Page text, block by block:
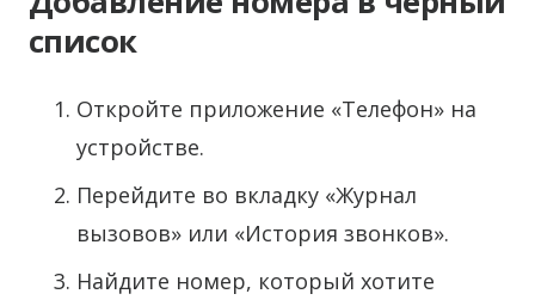
список
Откройте приложение «Телефон» на
устройстве.
Перейдите во вкладку «Журнал
вызовов» или «История звонков».
Найдите номер, который хотите